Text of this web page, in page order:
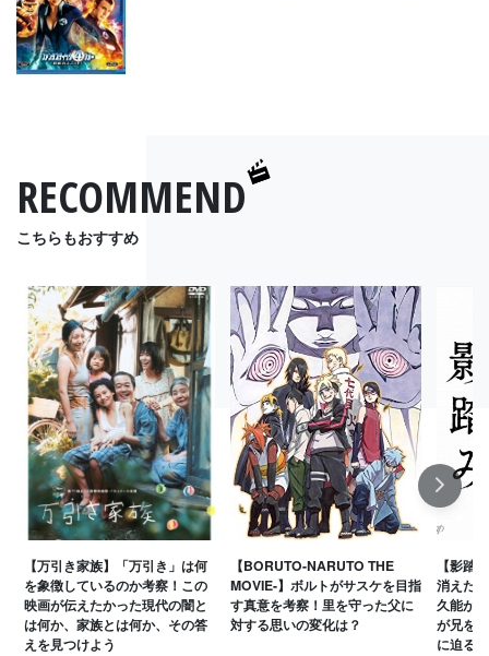
RECOMMEND
こちらもおすすめ
【万引き家族】「万引き」は何
を象徴しているのか考察！この
映画が伝えたかった現代の闇と
は何か、家族とは何か、その答
えを見つけよう
【BORUTO-NARUTO THE
MOVIE-】ボルトがサスケを目指
す真意を考察！里を守った父に
対する思いの変化は？
【影踏
消えた
久能が
が兄を
に迫る
Next